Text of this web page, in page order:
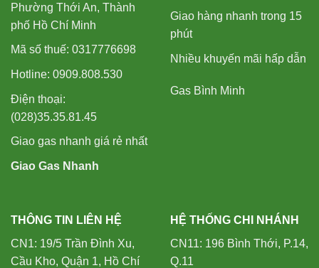
Phường Thới An, Thành
phố Hồ Chí Minh
Mã số thuế: 0317776698
Hotline: 0909.808.530
Điện thoại:
(028)35.35.81.45
Giao gas nhanh giá rẻ nhất
Giao Gas Nhanh
Giao hàng nhanh trong 15
phút
Nhiều khuyến mãi hấp dẫn
Gas Bình Minh
THÔNG TIN LIÊN HỆ
CN1: 19/5 Trần Đình Xu,
Cầu Kho, Quận 1, Hồ Chí
HỆ THỐNG CHI NHÁNH
CN11: 196 Bình Thới, P.14,
Q.11